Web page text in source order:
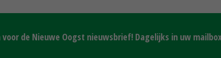
voor de Nieuwe Oogst nieuwsbrief! Dagelijks in uw